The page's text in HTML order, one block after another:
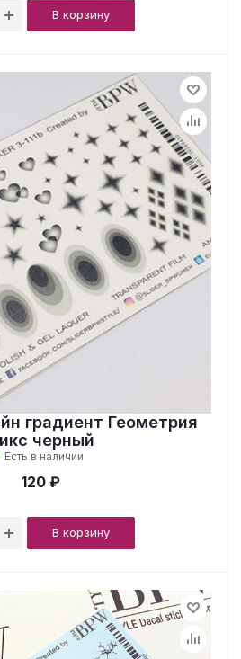
В корзину
градиент Геометрия
черный
Есть в наличии
120 ₽
В корзину